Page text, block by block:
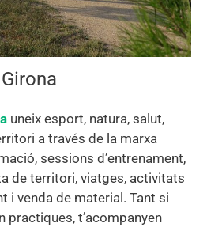
uneix esport, natura, salut,
a través de la marxa
sessions d’entrenament,
de territori, viatges, activitats
i venda de material. Tant si
practiques, t’acompanyen